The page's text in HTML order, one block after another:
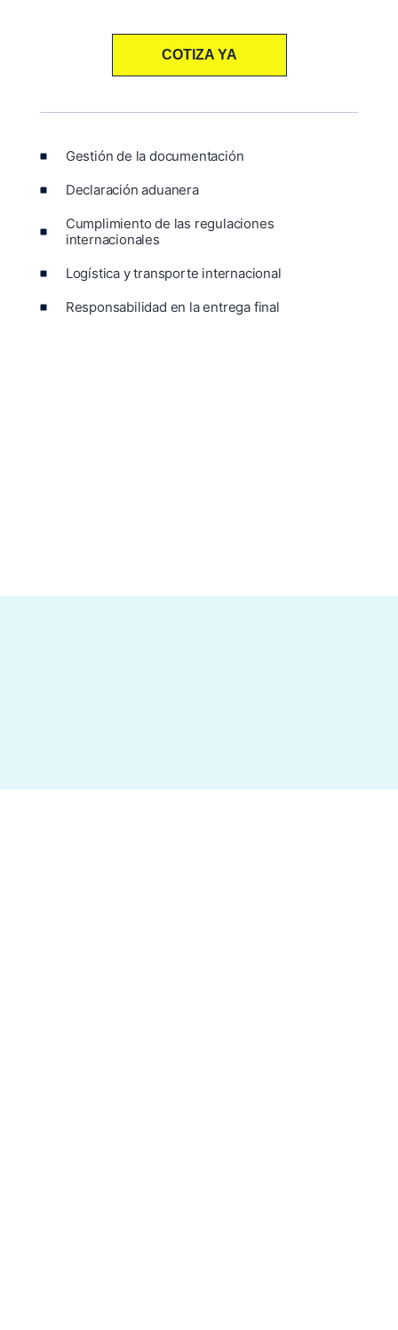
COTIZA YA
Gestión de la documentación
Declaración aduanera
Cumplimiento de las regulaciones
internacionales
Logística y transporte internacional
Responsabilidad en la entrega final